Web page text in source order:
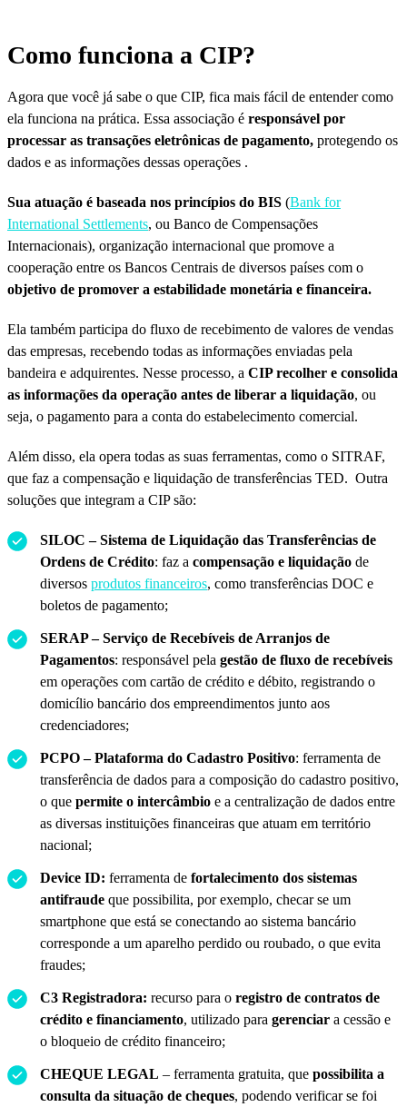
Como funciona a CIP?
Agora que você já sabe o que CIP, fica mais fácil de entender como
ela funciona na prática. Essa associação é responsável por
processar as transações eletrônicas de pagamento, protegendo os
dados e as informações dessas operações .
Sua atuação é baseada nos princípios do BIS (Bank for
International Settlements, ou Banco de Compensações
Internacionais), organização internacional que promove a
cooperação entre os Bancos Centrais de diversos países com o
objetivo de promover a estabilidade monetária e financeira.
Ela também participa do fluxo de recebimento de valores de vendas
das empresas, recebendo todas as informações enviadas pela
bandeira e adquirentes. Nesse processo, a CIP recolher e consolida
as informações da operação antes de liberar a liquidação, ou
seja, o pagamento para a conta do estabelecimento comercial.
Além disso, ela opera todas as suas ferramentas, como o SITRAF,
que faz a compensação e liquidação de transferências TED. Outra
soluções que integram a CIP são:
SILOC – Sistema de Liquidação das Transferências de
Ordens de Crédito: faz a compensação e liquidação de
diversos produtos financeiros, como transferências DOC e
boletos de pagamento;
SERAP – Serviço de Recebíveis de Arranjos de
Pagamentos: responsável pela gestão de fluxo de recebíveis
em operações com cartão de crédito e débito, registrando o
domicílio bancário dos empreendimentos junto aos
credenciadores;
PCPO – Plataforma do Cadastro Positivo: ferramenta de
transferência de dados para a composição do cadastro positivo,
o que permite o intercâmbio e a centralização de dados entre
as diversas instituições financeiras que atuam em território
nacional;
Device ID: ferramenta de fortalecimento dos sistemas
antifraude que possibilita, por exemplo, checar se um
smartphone que está se conectando ao sistema bancário
corresponde a um aparelho perdido ou roubado, o que evita
fraudes;
C3 Registradora: recurso para o registro de contratos de
crédito e financiamento, utilizado para gerenciar a cessão e
o bloqueio de crédito financeiro;
CHEQUE LEGAL – ferramenta gratuita, que possibilita a
consulta da situação de cheques, podendo verificar se foi